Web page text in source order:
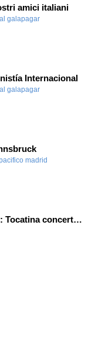
amici italiani
galapagar-
Internacional
galapagar-
madrid
Ricardo Sanz y Tur: Tocatina concertante al aire español